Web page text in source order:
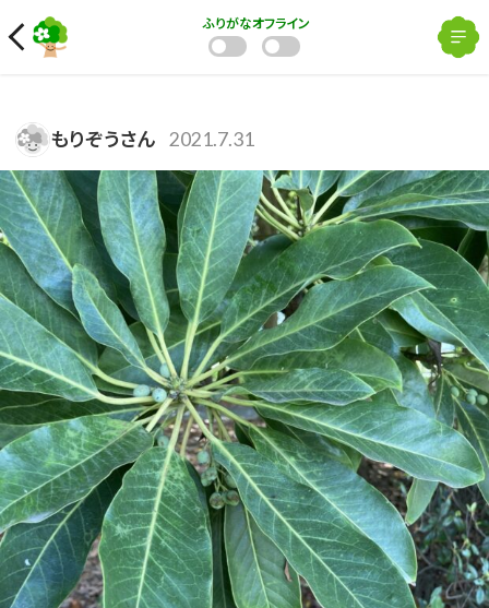
ふりがなオフライン
もりぞうさん 2021.7.31